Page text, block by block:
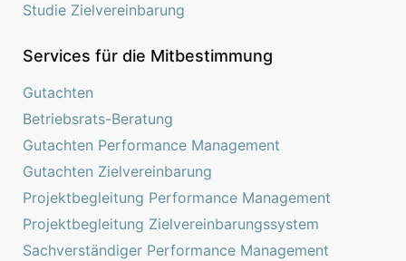
Studie Zielvereinbarung
Services für die Mitbestimmung
Gutachten
Betriebsrats-Beratung
Gutachten Performance Management
Gutachten Zielvereinbarung
Projektbegleitung Performance Management
Projektbegleitung Zielvereinbarungssystem
Sachverständiger Performance Management